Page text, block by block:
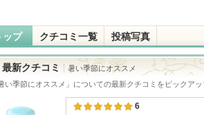
ップ クチコミ一覧 投稿写真
最新クチコミ
暑い季節にオススメ
い季節にオススメ 」についての最新クチコミをピックアッ
6